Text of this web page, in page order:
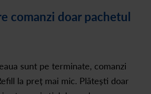
comanzi doar pachetul
sunt pe terminate, comanzi
la preț mai mic. Plătești doar